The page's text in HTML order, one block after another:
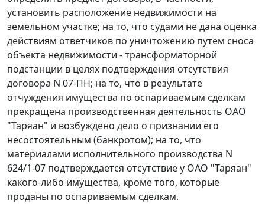
установить расположение недвижимости на
земельном участке; на то, что судами не дана оценка
действиям ответчиков по уничтожению путем сноса
объекта недвижимости - трансформаторной
подстанции в целях подтверждения отсутствия
договора N 07-ПН; на то, что в результате
отчуждения имущества по оспариваемым сделкам
прекращена производственная деятельность ОАО
"Таряан" и возбуждено дело о признании его
несостоятельным (банкротом); на то, что
материалами исполнительного производства N
624/1-07 подтверждается отсутствие у ОАО "Таряан"
какого-либо имущества, кроме того, которые
проданы по оспариваемым сделкам.